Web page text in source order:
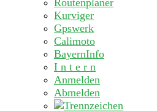
Kurviger
Gpswerk
Calimoto
BayernInfo
I n t e r n
Anmelden
Abmelden